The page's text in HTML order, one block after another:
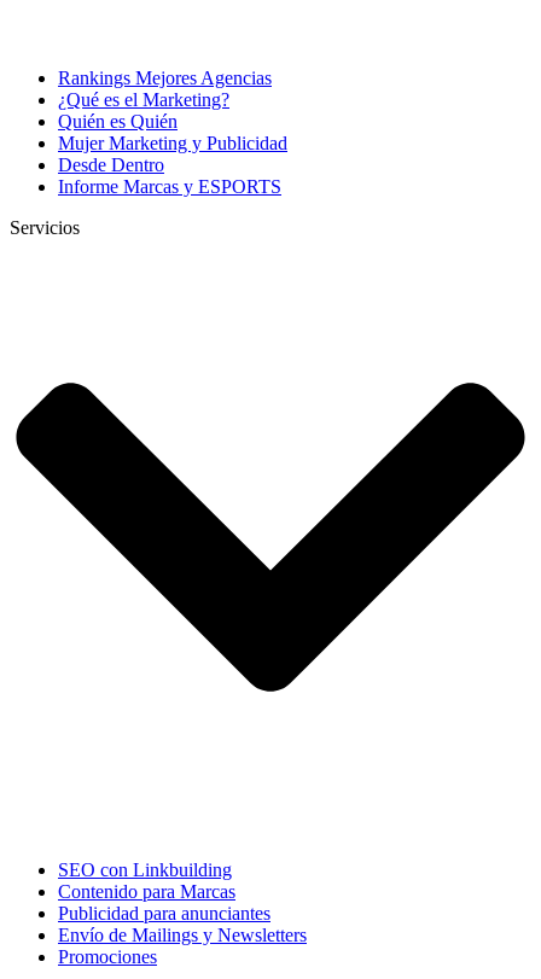
Rankings Mejores Agencias
¿Qué es el Marketing?
Quién es Quién
Mujer Marketing y Publicidad
Desde Dentro
Informe Marcas y ESPORTS
Servicios
SEO con Linkbuilding
Contenido para Marcas
Publicidad para anunciantes
Envío de Mailings y Newsletters
Promociones